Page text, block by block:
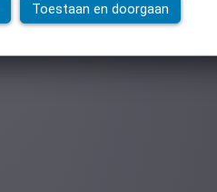
Toestaan en doorgaan